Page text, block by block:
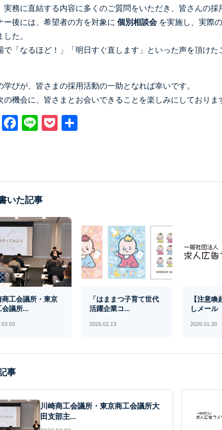
実務に直結する内容に多くのご質問をいただき、皆さんの
ー後には、希望者の方を対象に 個別相談会を実施し、実際
した。
で「なるほど！」「明日すぐ直します」といった声を頂け
学びが、皆さまの採用活動の一助となれば幸いです。
の機会に、皆さまとお会いできることを楽しみにしておりま
X Facebook
LinePocket
いた記事
商工会議所・東京
会議所...
「はままつ子育て世代
活躍企業コ...
2026.02.13
【注意
しメール
2026.01.30
事
川崎商工会議所・東京商工会議所大
田支部主...